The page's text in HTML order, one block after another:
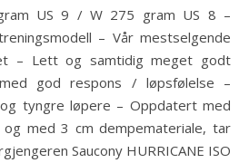
US 9 / W 275 gram US 8 –
– Vår mestselgende
– Lett og samtidig meget godt
god respons / løpsfølelse –
tyngre løpere – Oppdatert med
med 3 cm dempemateriale, tar
Saucony HURRICANE ISO